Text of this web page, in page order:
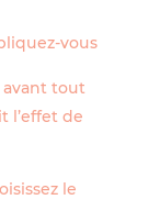
vous
avant tout
l’effet de
le